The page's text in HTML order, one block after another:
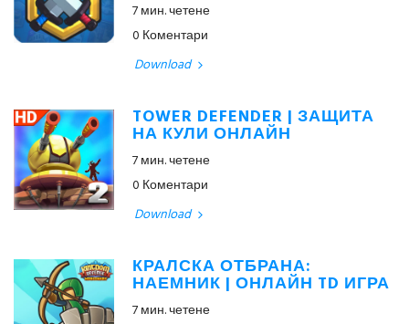
7 мин. четене
0 Коментари
Download
TOWER DEFENDER | ЗАЩИТА
НА КУЛИ ОНЛАЙН
7 мин. четене
0 Коментари
Download
КРАЛСКА ОТБРАНА:
НАЕМНИК | ОНЛАЙН TD ИГРА
7 мин. четене